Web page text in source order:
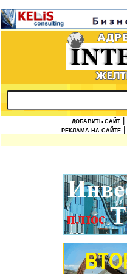
ДОБАВИТЬ САЙТ
РЕКЛАМА НА САЙТЕ